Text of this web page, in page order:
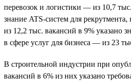
перевозок и логистики — из 10,7
знание ATS-систем для
из 12,2 тыс. вакансий в 9% указано
в сфере услуг для бизнеса — из 23
В строительной индустрии при
вакансий в 6% из них указано